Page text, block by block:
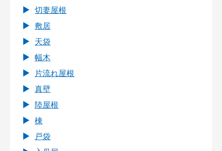
切妻屋根
敷居
天袋
幅木
片流れ屋根
真壁
陸屋根
棟
戸袋